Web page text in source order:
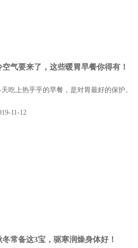
空气要来了，这些暖胃早餐你得有！
天吃上热乎乎的早餐，是对胃最好的保护。
11-12
冬常备这3宝，驱寒润燥身体好！